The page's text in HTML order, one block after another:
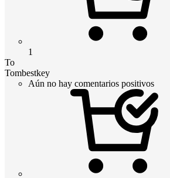
1
To
Tombestkey
Aún no hay comentarios positivos